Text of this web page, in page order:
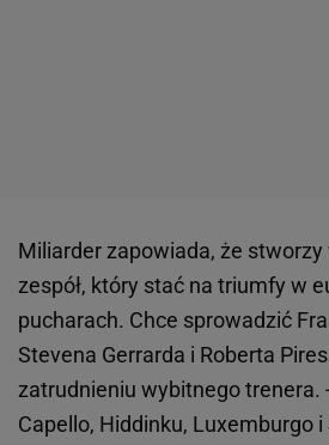
Miliarder zapowiada, że
zespół, który stać na triumfy w
pucharach. Chce sprowadzić
Stevena Gerrarda i Roberta
zatrudnieniu wybitnego trenera.
Capello, Hiddinku, Luxemburgo i